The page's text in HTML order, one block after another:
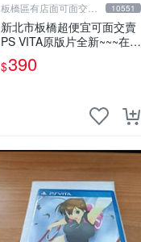
板橋區有店面可面交高
價回收電玩
10551
新北市板橋超便宜可面交賣
PS VITA原版片全新~~~在迷
Q地下去死團 在迷宮地下去
死團~~~便宜賣
$390